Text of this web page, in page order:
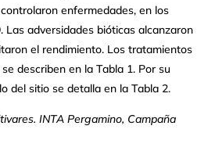
enfermedades, en los
Las adversidades bióticas alcanzaron
el rendimiento. Los tratamientos
describen en la Tabla 1. Por su
del sitio se detalla en la Tabla 2.
INTA Pergamino, Campaña